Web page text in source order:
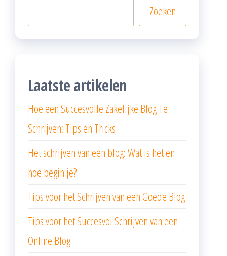
Zoeken
Laatste artikelen
Hoe een Succesvolle Zakelijke Blog Te
Schrijven: Tips en Tricks
Het schrijven van een blog: Wat is het en
hoe begin je?
Tips voor het Schrijven van een Goede Blog
Tips voor het Succesvol Schrijven van een
Online Blog